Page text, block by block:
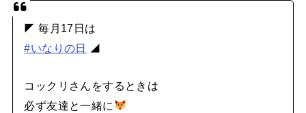
◤ 毎月17日は
#いなりの日 ◢
コックリさんをするときは
必ず友達と一緒に